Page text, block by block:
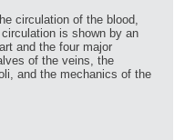
circulation of the blood,
is shown by an
and the four major
of the veins, the
and the mechanics of the